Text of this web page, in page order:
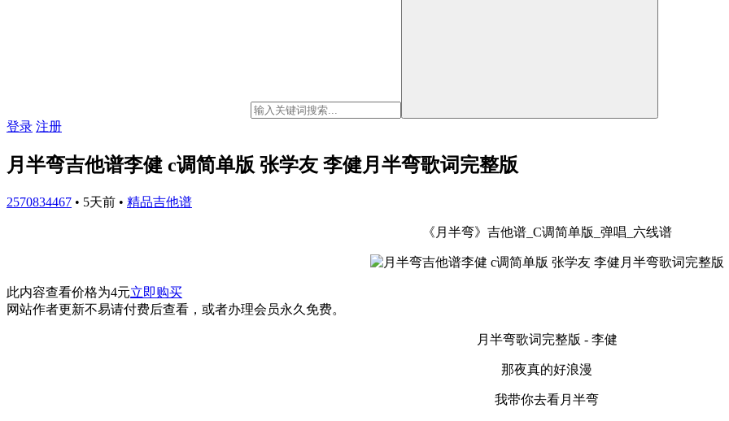
登录 注册
月半弯吉他谱李健 c调简单版 张学友 李健月半弯歌词完整版
2570834467 • 5天前 • 精品吉他谱
《月半弯》吉他谱_C调简单版_弹唱_六线谱
此内容查看价格为4元立即购买
网站作者更新不易请付费后查看，或者办理会员永久免费。
月半弯歌词完整版 - 李健
那夜真的好浪漫
我带你去看月半弯